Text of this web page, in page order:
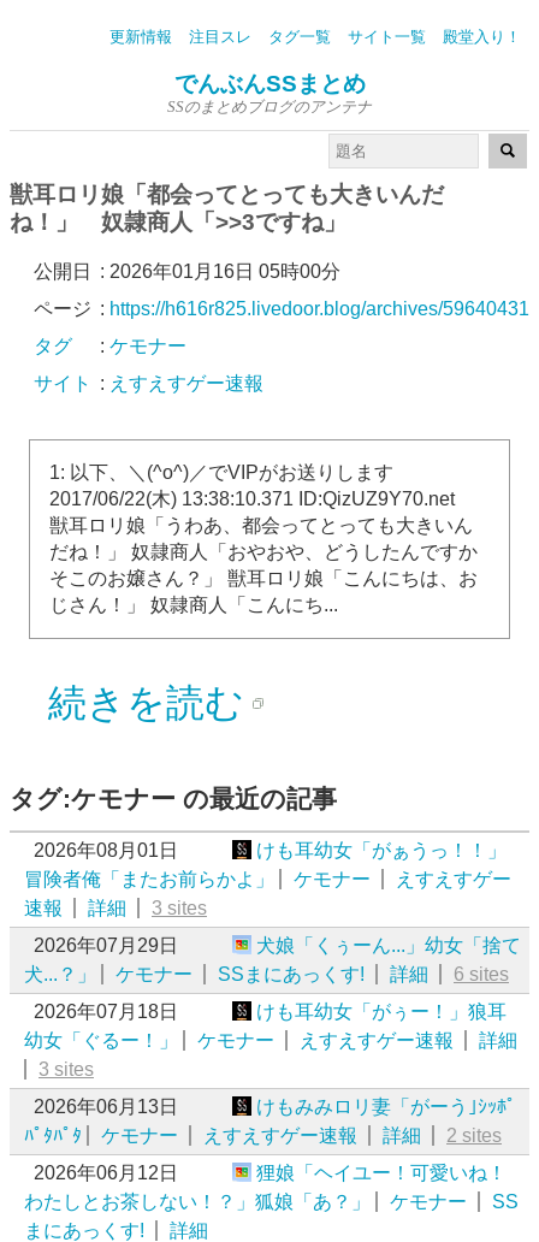
更新情報 注目スレ タグ一覧 サイト一覧 殿堂入り！
でんぶんSSまとめ
SSのまとめブログのアンテナ
獣耳ロリ娘「都会ってとっても大きいんだ
ね！」 奴隷商人「>>3ですね」
公開日 : 2026年01月16日 05時00分
ページ : https://h616r825.livedoor.blog/archives/
タグ
: ケモナー
サイト
: えすえすゲー速報
1: 以下、＼(^o^)／でVIPがお送りします
2017/06/22(木) 13:38:10.371 ID:QizUZ9Y70.net
獣耳ロリ娘「うわあ、都会ってとっても大きいん
だね！」 奴隷商人「おやおや、どうしたんですか
そこのお嬢さん？」 獣耳ロリ娘「こんにちは、お
じさん！」 奴隷商人「こんにち...
続きを読む
タグ:ケモナー の最近の記事
2026年08月01日
けも耳幼女「がぁうっ！！」
冒険者俺「またお前らかよ」
ケモナー
えすえすゲー
速報
詳細
3 sites
2026年07月29日
犬娘「くぅーん...」幼女「捨て
犬...？」
ケモナー SSまにあっくす! 詳細
6 sites
2026年07月18日
けも耳幼女「がぅー！」狼耳
幼女「ぐるー！」
ケモナー えすえすゲー速報
詳細
3 sites
2026年06月13日
けもみみロリ妻「がーう｣ｼｯﾎﾟ
ﾊﾟﾀﾊﾟﾀ
ケモナー えすえすゲー速報 詳細
2 sites
2026年06月12日
狸娘「ヘイユー！可愛いね！
わたしとお茶しない！？」狐娘「あ？」
ケモナー
SS
まにあっくす!
詳細